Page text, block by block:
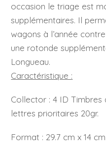
occasion le triage est
supplémentaires. Il
wagons à l’année contre
une rotonde
Longueau.
Caractéristique :
Collector : 4 ID Timbres
lettres prioritaires 20gr.
Format : 29.7 cm x 14 cm